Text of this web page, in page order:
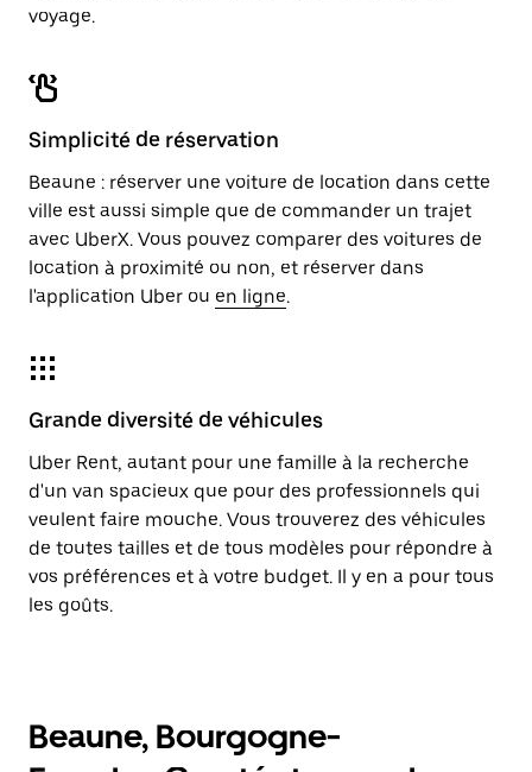
voyage.
Simplicité de réservation
Beaune : réserver une voiture de location dans cette
ville est aussi simple que de commander un trajet
avec UberX. Vous pouvez comparer des voitures de
location à proximité ou non, et réserver dans
l'application Uber ou en ligne.
Grande diversité de véhicules
Uber Rent, autant pour une famille à la recherche
d'un van spacieux que pour des professionnels qui
veulent faire mouche. Vous trouverez des véhicules
de toutes tailles et de tous modèles pour répondre à
vos préférences et à votre budget. Il y en a pour tous
les goûts.
Beaune, Bourgogne-